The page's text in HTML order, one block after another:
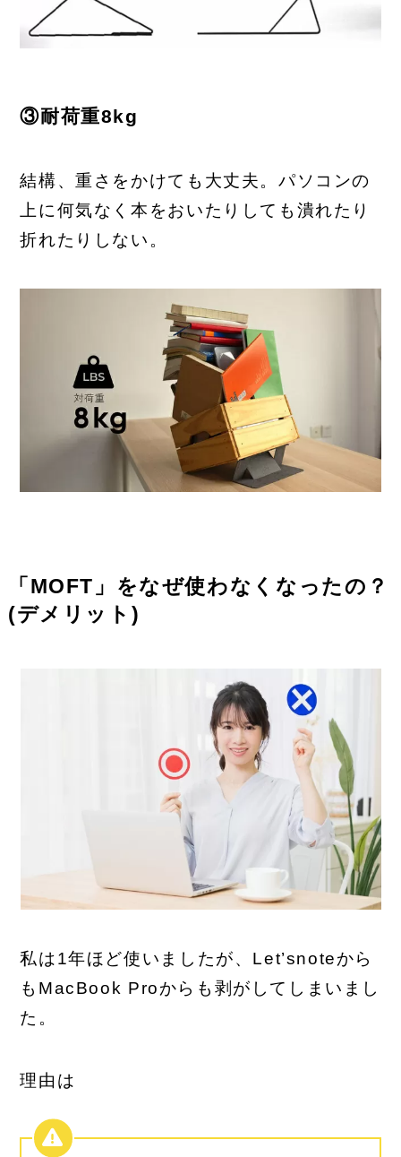
③耐荷重8kg
結構、重さをかけても大丈夫。パソコンの
上に何気なく本をおいたりしても潰れたり
折れたりしない。
「MOFT」をなぜ使わなくなったの？
(デメリット)
私は1年ほど使いましたが、Let’snoteから
もMacBook Proからも剥がしてしまいまし
た。
理由は